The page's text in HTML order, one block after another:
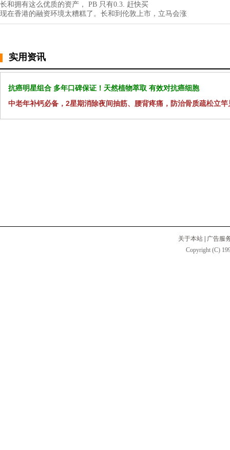
长和拥有这么优质的资产， PB 只有0.3. 赶快买
现在香港的融资环境太糟糕了。长和到伦敦上市，立马会涨
实用资讯
抗癌明星组合 多年口碑保证！天然植物萃取 有效对抗癌细胞
中老年补钙必备，2星期消除夜间抽筋、腰背疼痛，防治骨质疏松立竿
关于本站
广告服
Copyright (C)